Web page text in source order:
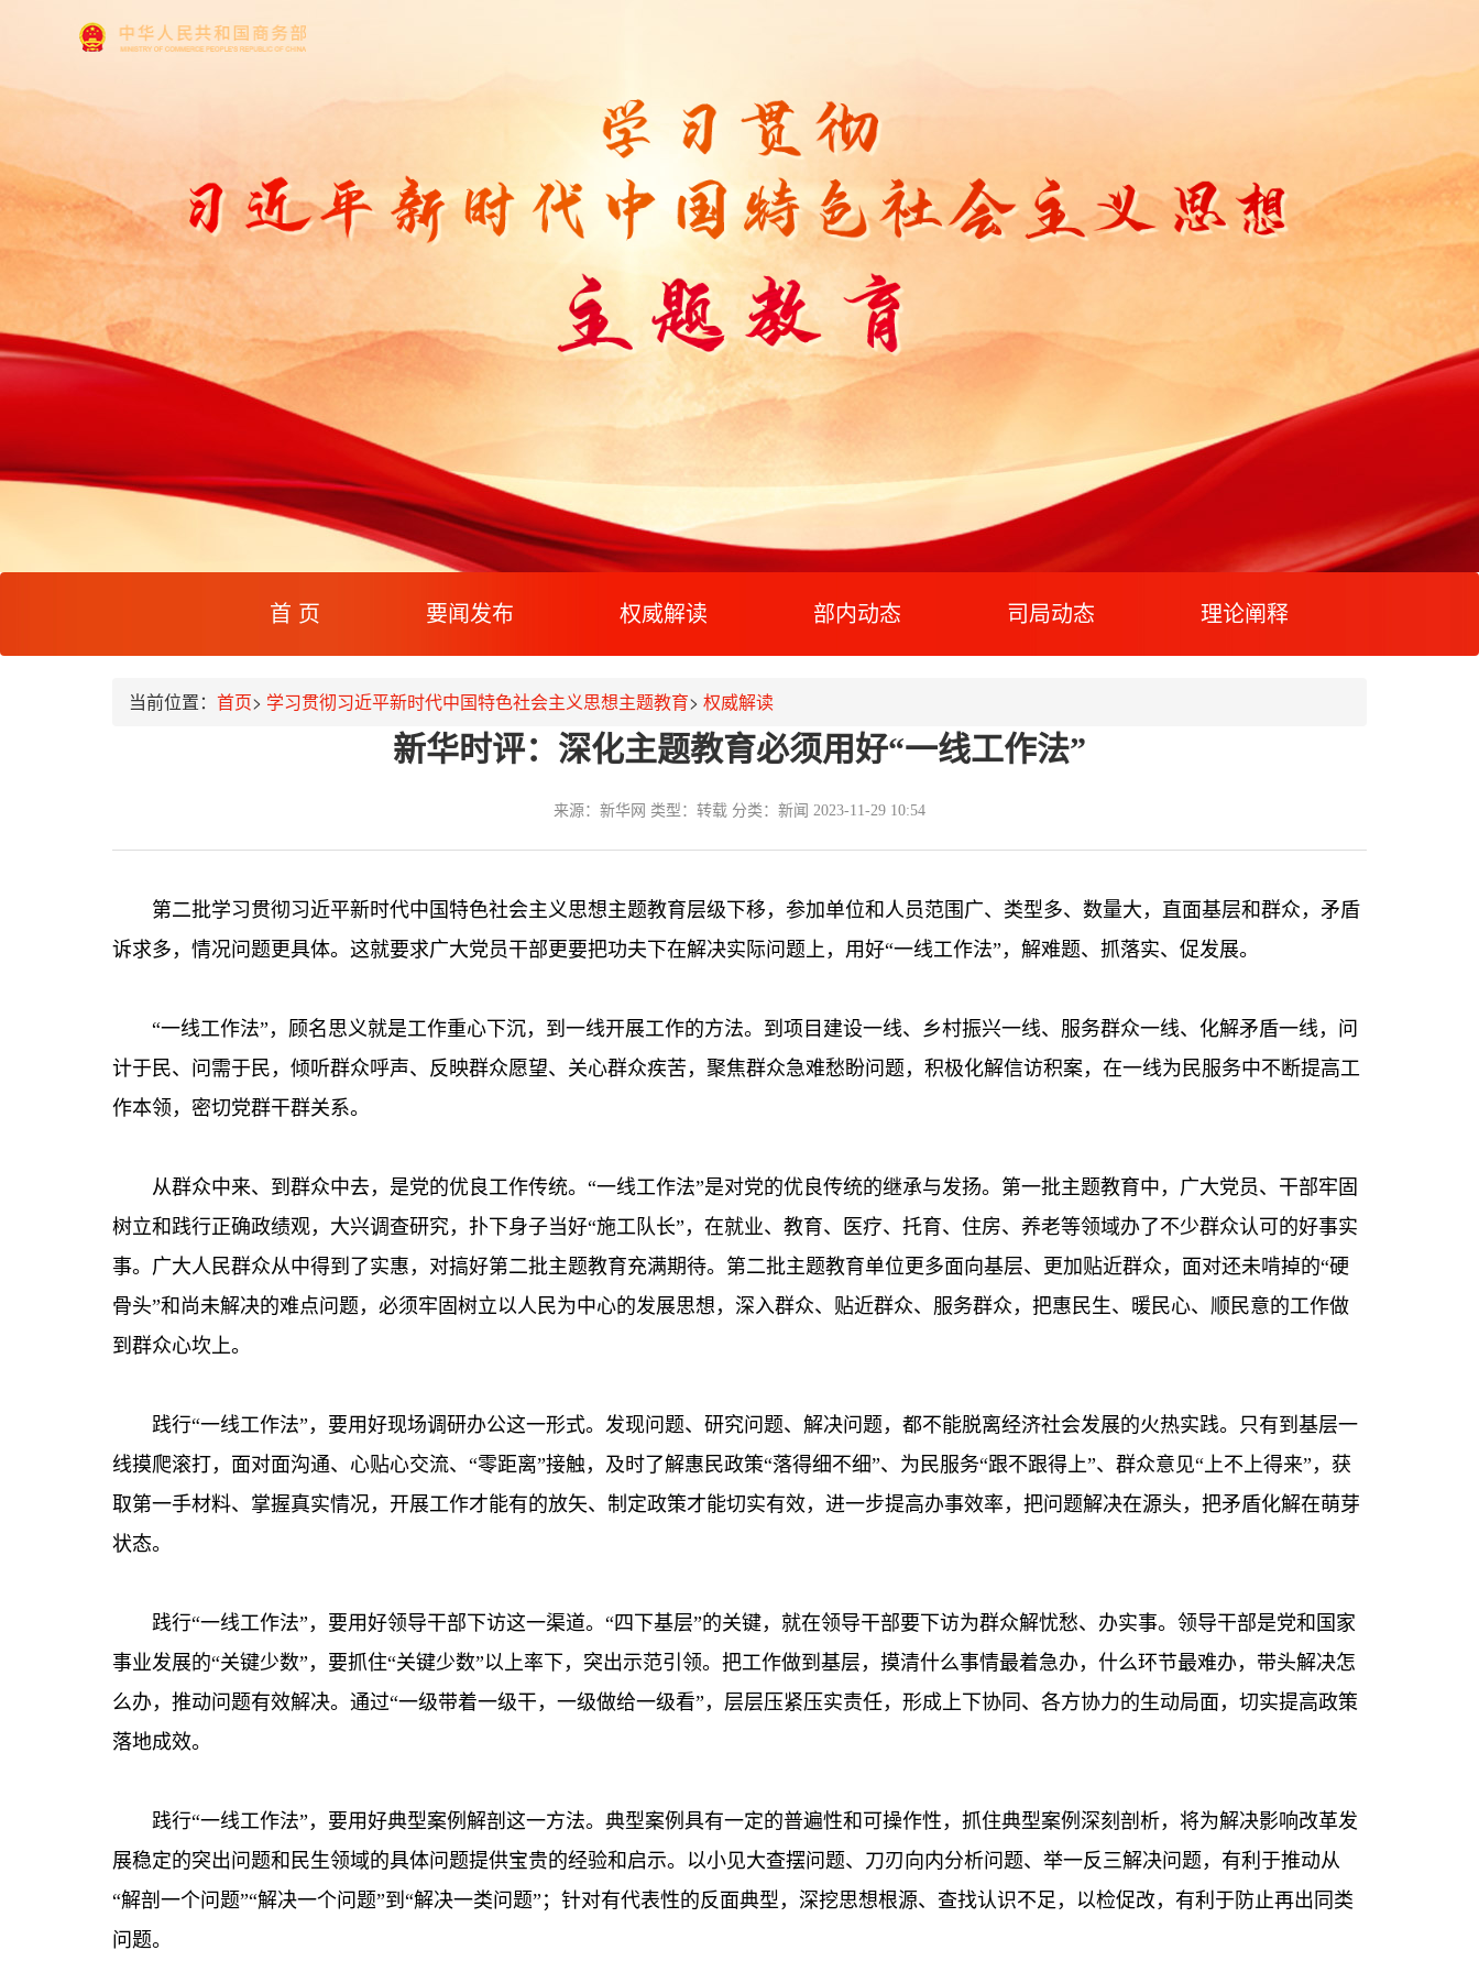
首 页 要闻发布 权威解读 部内动态 司局动态 理论阐释
当前位置： 首页> 学习贯彻习近平新时代中国特色社会主义思想主题教育> 权威解读
新华时评：深化主题教育必须用好“一线工作法”
来源：新华网 类型：转载 分类：新闻 2023-11-29 10:54
第二批学习贯彻习近平新时代中国特色社会主义思想主题教育层级下移，参加单位和人员范围广、类型多、数量大，直面基层和群众，矛盾
诉求多，情况问题更具体。这就要求广大党员干部更要把功夫下在解决实际问题上，用好“一线工作法”，解难题、抓落实、促发展。
“一线工作法”，顾名思义就是工作重心下沉，到一线开展工作的方法。到项目建设一线、乡村振兴一线、服务群众一线、化解矛盾一线，问
计于民、问需于民，倾听群众呼声、反映群众愿望、关心群众疾苦，聚焦群众急难愁盼问题，积极化解信访积案，在一线为民服务中不断提高工
作本领，密切党群干群关系。
从群众中来、到群众中去，是党的优良工作传统。“一线工作法”是对党的优良传统的继承与发扬。第一批主题教育中，广大党员、干部牢固
树立和践行正确政绩观，大兴调查研究，扑下身子当好“施工队长”，在就业、教育、医疗、托育、住房、养老等领域办了不少群众认可的好事实
事。广大人民群众从中得到了实惠，对搞好第二批主题教育充满期待。第二批主题教育单位更多面向基层、更加贴近群众，面对还未啃掉的“硬
骨头”和尚未解决的难点问题，必须牢固树立以人民为中心的发展思想，深入群众、贴近群众、服务群众，把惠民生、暖民心、顺民意的工作做
到群众心坎上。
践行“一线工作法”，要用好现场调研办公这一形式。发现问题、研究问题、解决问题，都不能脱离经济社会发展的火热实践。只有到基层一
线摸爬滚打，面对面沟通、心贴心交流、“零距离”接触，及时了解惠民政策“落得细不细”、为民服务“跟不跟得上”、群众意见“上不上得来”，获
取第一手材料、掌握真实情况，开展工作才能有的放矢、制定政策才能切实有效，进一步提高办事效率，把问题解决在源头，把矛盾化解在萌芽
状态。
践行“一线工作法”，要用好领导干部下访这一渠道。“四下基层”的关键，就在领导干部要下访为群众解忧愁、办实事。领导干部是党和国家
事业发展的“关键少数”，要抓住“关键少数”以上率下，突出示范引领。把工作做到基层，摸清什么事情最着急办，什么环节最难办，带头解决怎
么办，推动问题有效解决。通过“一级带着一级干，一级做给一级看”，层层压紧压实责任，形成上下协同、各方协力的生动局面，切实提高政策
落地成效。
践行“一线工作法”，要用好典型案例解剖这一方法。典型案例具有一定的普遍性和可操作性，抓住典型案例深刻剖析，将为解决影响改革发
展稳定的突出问题和民生领域的具体问题提供宝贵的经验和启示。以小见大查摆问题、刀刃向内分析问题、举一反三解决问题，有利于推动从
“解剖一个问题”“解决一个问题”到“解决一类问题”；针对有代表性的反面典型，深挖思想根源、查找认识不足，以检促改，有利于防止再出同类
问题。